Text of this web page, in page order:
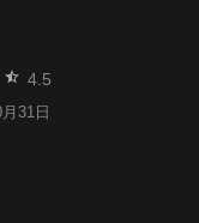
4.5
31日